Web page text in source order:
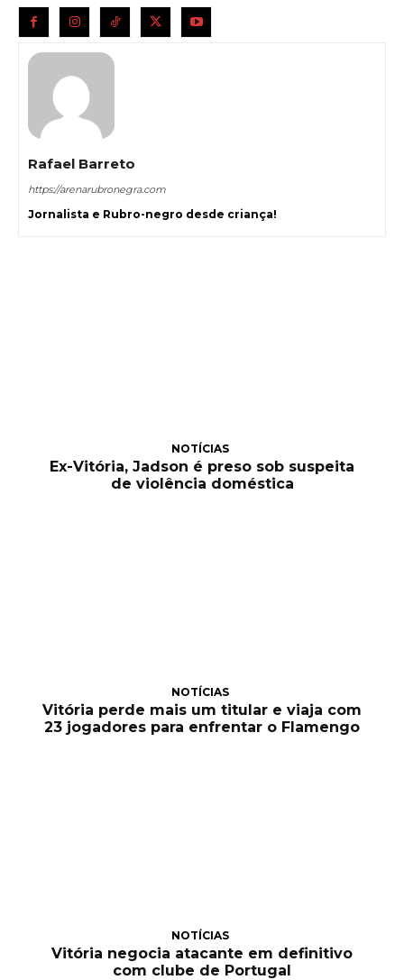
Rafael Barreto
https://arenarubronegra.com
Jornalista e Rubro-negro desde criança!
NOTÍCIAS
Ex-Vitória, Jadson é preso sob suspeita
de violência doméstica
NOTÍCIAS
Vitória perde mais um titular e viaja com
23 jogadores para enfrentar o Flamengo
NOTÍCIAS
Vitória negocia atacante em definitivo
com clube de Portugal